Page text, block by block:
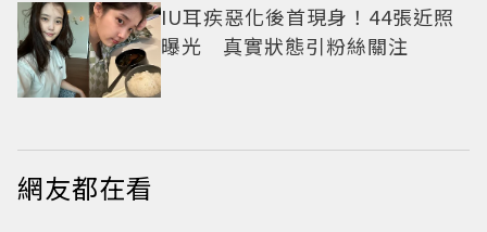
IU耳疾惡化後首現身！44張近照
曝光 真實狀態引粉絲關注
網友都在看